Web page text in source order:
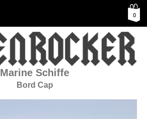
0
Marine Schiffe
Bord Cap